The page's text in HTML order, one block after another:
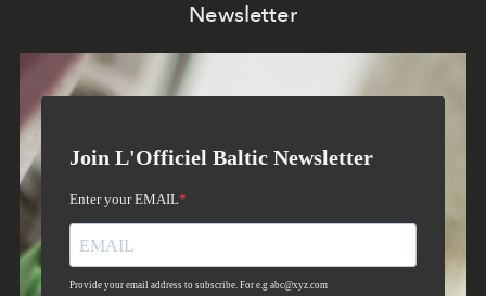
Newsletter